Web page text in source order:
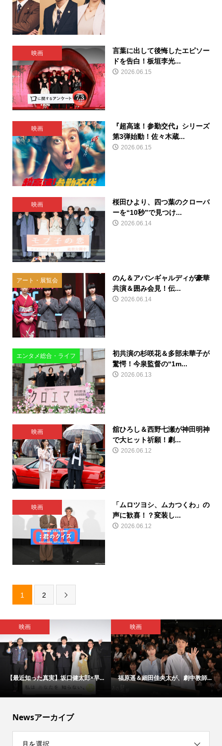
映画
言葉に出して後悔したエピソー
ドを告白！板垣李光...
2026.06.15
映画
『超高速！参勤交代』シリーズ
第3弾始動！佐々木蔵...
2026.06.15
映画
桜田ひより、四つ葉のクローバ
ーを“10秒”で見つけ...
2026.06.14
アート・展覧会
のん＆アバンギャルディが豪華
共演＆囲み会見！伝...
2026.06.14
エンタメ総合・ライフ
初共演の杉咲花＆多部未華子が
驚愕！今泉監督の“1m...
2026.06.13
映画
舘ひろし＆西野七瀬が神田明神
で大ヒット祈願！劇...
2026.06.12
映画
「ムロツヨシ、ムカつくわ」の
声に歓喜！？変装し...
2026.06.12
1 2 
映画
【最近知った真実】坂口健太郎×早...
映画
福原遥＆細田佳央太が、劇中教師...
Newsアーカイブ
月を選択